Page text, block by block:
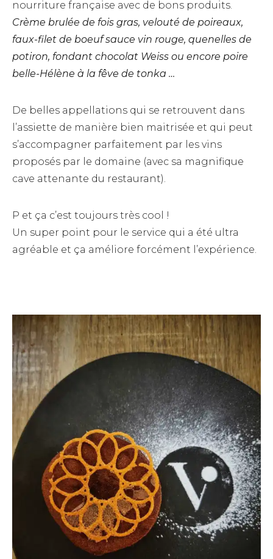
nourriture française avec de bons produits.
Crème brulée de fois gras, velouté de poireaux,
faux-filet de boeuf sauce vin rouge, quenelles de
potiron, fondant chocolat Weiss ou encore poire
belle-Hélène à la fêve de tonka …
De belles appellations qui se retrouvent dans
l’assiette de manière bien maitrisée et qui peut
s’accompagner parfaitement par les vins
proposés par le domaine (avec sa magnifique
cave attenante du restaurant).
P et ça c’est toujours très cool !
Un super point pour le service qui a été ultra
agréable et ça améliore forcément l’expérience.